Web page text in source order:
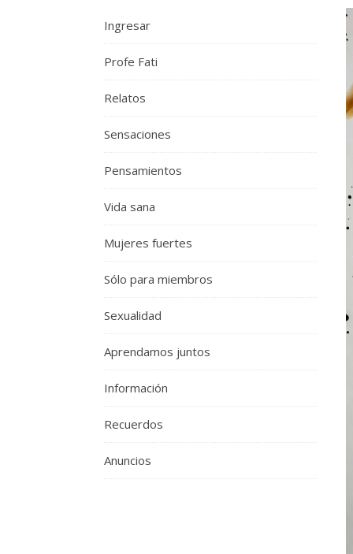
Ingresar
Profe Fati
Relatos
Sensaciones
Pensamientos
Vida sana
Mujeres fuertes
Sólo para miembros
Sexualidad
Aprendamos juntos
Información
Recuerdos
Anuncios